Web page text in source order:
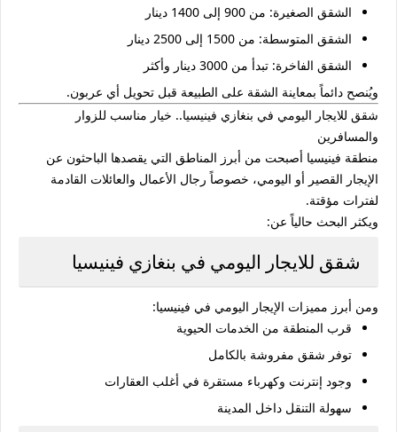
الشقق الصغيرة: من 900 إلى 1400 دينار
الشقق المتوسطة: من 1500 إلى 2500 دينار
الشقق الفاخرة: تبدأ من 3000 دينار وأكثر
ويُنصح دائماً بمعاينة الشقة على الطبيعة قبل تحويل أي عربون.
شقق للايجار اليومي في بنغازي فينيسيا.. خيار مناسب للزوار
والمسافرين
منطقة فينيسيا أصبحت من أبرز المناطق التي يقصدها الباحثون عن
الإيجار القصير أو اليومي، خصوصاً رجال الأعمال والعائلات القادمة
لفترات مؤقتة.
ويكثر البحث حالياً عن:
شقق للايجار اليومي في بنغازي فينيسيا
ومن أبرز مميزات الإيجار اليومي في فينيسيا:
قرب المنطقة من الخدمات الحيوية
توفر شقق مفروشة بالكامل
وجود إنترنت وكهرباء مستقرة في أغلب العقارات
سهولة التنقل داخل المدينة